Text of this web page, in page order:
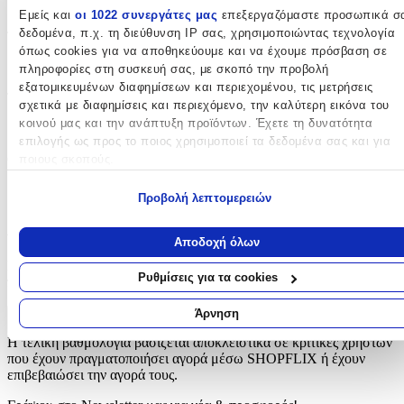
Εμείς και οι 1022 συνεργάτες μας επεξεργαζόμαστε προσωπικά
δεδομένα, π.χ. τη διεύθυνση IP σας, χρησιμοποιώντας τεχνολογία
όπως cookies για να αποθηκεύουμε και να έχουμε πρόσβαση σε
πληροφορίες στη συσκευή σας, με σκοπό την προβολή
εξατομικευμένων διαφημίσεων και περιεχομένου, τις μετρήσεις
σχετικά με διαφημίσεις και περιεχόμενο, την καλύτερη εικόνα του
κοινού μας και την ανάπτυξη προϊόντων. Έχετε τη δυνατότητα
επιλογής ως προς το ποιος χρησιμοποιεί τα δεδομένα σας και για
Εάν μας επιτρέπετε, θα θέλαμε επίσης:
τοποθεσία, οι οποίες μπορεί να είναι ακριβείς σε απόσταση
Να αναγνωρίσουμε τη συσκευή σας σαρώνοντας ενεργά για
συγκεκριμένα χαρακτηριστικά (δακτυλικό αποτύπωμα)
Μάθετε περισσότερα σχετικά με τον τρόπο επεξεργασίας των
προσωπικών σας δεδομένων και καθορίστε τις προτιμήσεις σας
ενότητα “Λεπτομέρειες”. Μπορείτε να αλλάξετε ή να
τη συγκατάθεσή σας ανά πάσα στιγμή από τη Δήλωση Cookies.
Χρησιμοποιούμε cookies ώστε η τοποθεσία μας να λειτουργεί
Προβολή λεπτομερειών
Αποδοχή όλων
Ρυθμίσεις για τα cookies
Άρνηση
Τύπος:
Πλάτης
Τάξη
Δημοτικού
Αξιολογήσεις
Προς το παρόν δεν υπάρχουν άλλες αξιολογήσεις. Όταν
προστεθούν, θα εμφανιστούν εδώ.
Πώς υπολογίζεται η βαθμολογία
Η τελική βαθμολογία βασίζεται αποκλειστικά σε κριτικές χρηστών
που έχουν πραγματοποιήσει αγορά μέσω SHOPFLIX ή έχουν
επιβεβαιώσει την αγορά τους.